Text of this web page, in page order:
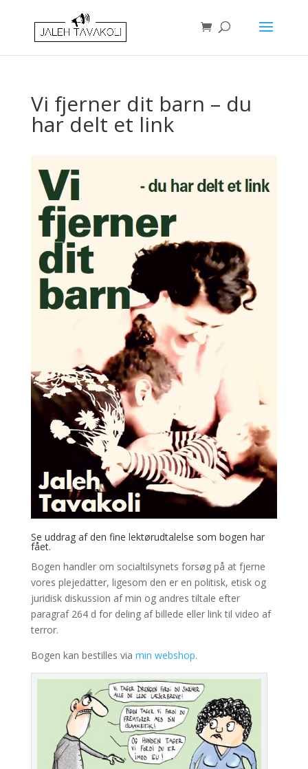
Vi fjerner dit barn – du
har delt et link
Se uddrag afden fine lektørudtalelse som bogen har
fået.
Bogen handler om socialtilsynets forsøg på at fjerne
vores plejedatter, ligesom den er en politisk, etisk og
juridisk diskussion af min og andres tiltale efter
paragraf 264 d for deling af billede eller link til video af
terror.
Bogen kan bestilles via min webshop.